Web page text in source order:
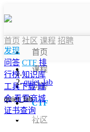
首页
课程
问答
CTF
社区
首页 社区 课程 招聘
发现
问答 CTF 排
行榜 知识库
工具下载 峰
会 看雪商城
证书查询
quiet_lab
quiet_lab
战队信息